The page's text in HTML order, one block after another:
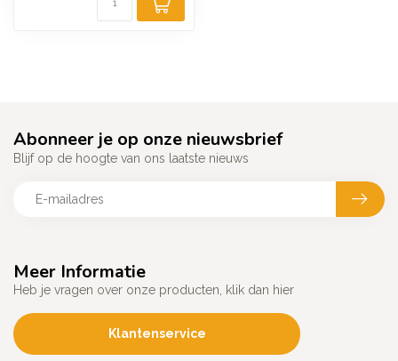
Meer Informatie
Heb je vragen over onze producten, klik dan hier
Klantenservice
Abonneer je op onze nieuwsbrief
Blijf op de hoogte van ons laatste nieuws